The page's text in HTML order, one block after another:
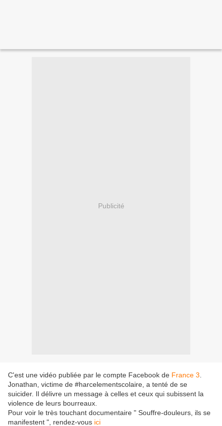
Publicité
C'est une vidéo publiée par le compte Facebook de France 3
Jonathan, victime de #harcelementscolaire, a tenté de se
suicider. Il délivre un message à celles et ceux qui subissent la
violence de leurs bourreaux.
Pour voir le très touchant documentaire " Souffre-douleurs, ils se
manifestent ", rendez-vous ici